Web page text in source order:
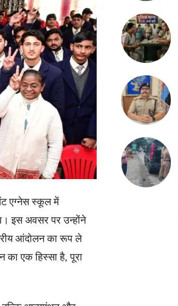
एग्नेस स्कूल में
इस अवसर पर उन्होंने
आंदोलन का रूप ले
का एक हिस्सा है, पूरा